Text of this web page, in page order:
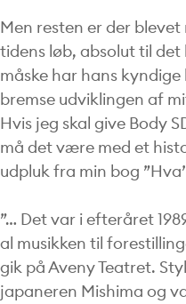
Men resten er der
tidens løb, absolut til det
måske har hans
bremse udviklingen af
Hvis jeg skal give Body
må det være med et
udpluk fra min bog
”… Det var i efteråret
al musikken til
gik på Aveny Teatret.
japaneren Mishima og